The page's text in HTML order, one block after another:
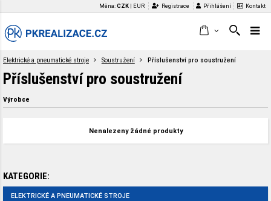
Měna:CZK EUR Registrace Přihlášení Kontakt
Elektrické a pneumatické stroje Soustružení Příslušenství pro soustružení
Příslušenství pro soustružení
Výrobce
Nenalezeny žádné produkty
KATEGORIE:
ELEKTRICKÉ A PNEUMATICKÉ STROJE